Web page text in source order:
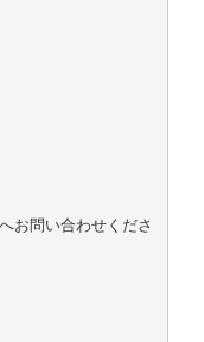
お問い合わせくださ